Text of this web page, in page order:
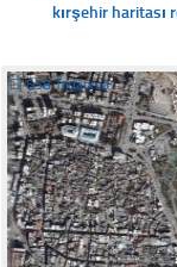
kırşehir haritası
☐558 Tıklanma